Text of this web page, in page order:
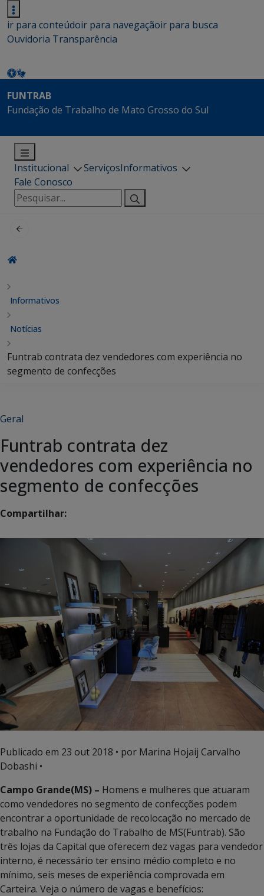
ir para conteúdoir para navegaçãoir para busca
Ouvidoria Transparência
FUNTRAB
Fundação de Trabalho de Mato Grosso do Sul
Institucional ServiçosInformativos
Fale Conosco
Pesquisar
por:
Informativos
Notícias
Funtrab contrata dez vendedores com experiência no
segmento de confecções
Geral
Funtrab contrata dez
vendedores com experiência no
segmento de confecções
Compartilhar:
Publicado em 23 out 2018 • por Marina Hojaij Carvalho
Dobashi •
Campo Grande(MS) – Homens e mulheres que atuaram
como vendedores no segmento de confecções podem
encontrar a oportunidade de recolocação no mercado de
trabalho na Fundação do Trabalho de MS(Funtrab). São
três lojas da Capital que oferecem dez vagas para vendedor
interno, é necessário ter ensino médio completo e no
mínimo, seis meses de experiência comprovada em
Carteira. Veja o número de vagas e benefícios: